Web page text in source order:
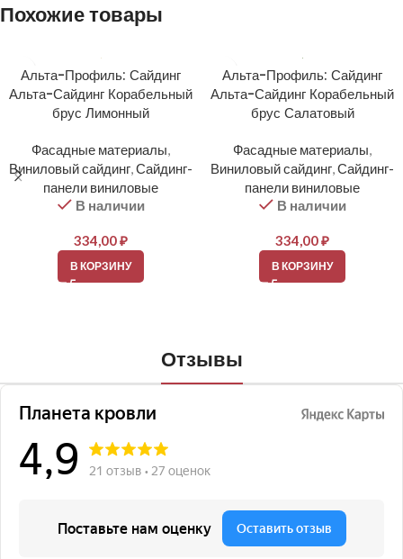
Похожие товары
Альта-Профиль: Сайдинг
Альта-Сайдинг Корабельный
брус Лимонный
Фасадные материалы,
Виниловый сайдинг,Сайдинг-
панели виниловые
В наличии
334,00₽
В КОРЗИНУ
Альта-Профиль: Сайдинг
Альта-Сайдинг Корабельный
брус Салатовый
Фасадные материалы,
Виниловый сайдинг,Сайдинг-
панели виниловые
В наличии
334,00₽
В КОРЗИНУ
Отзывы